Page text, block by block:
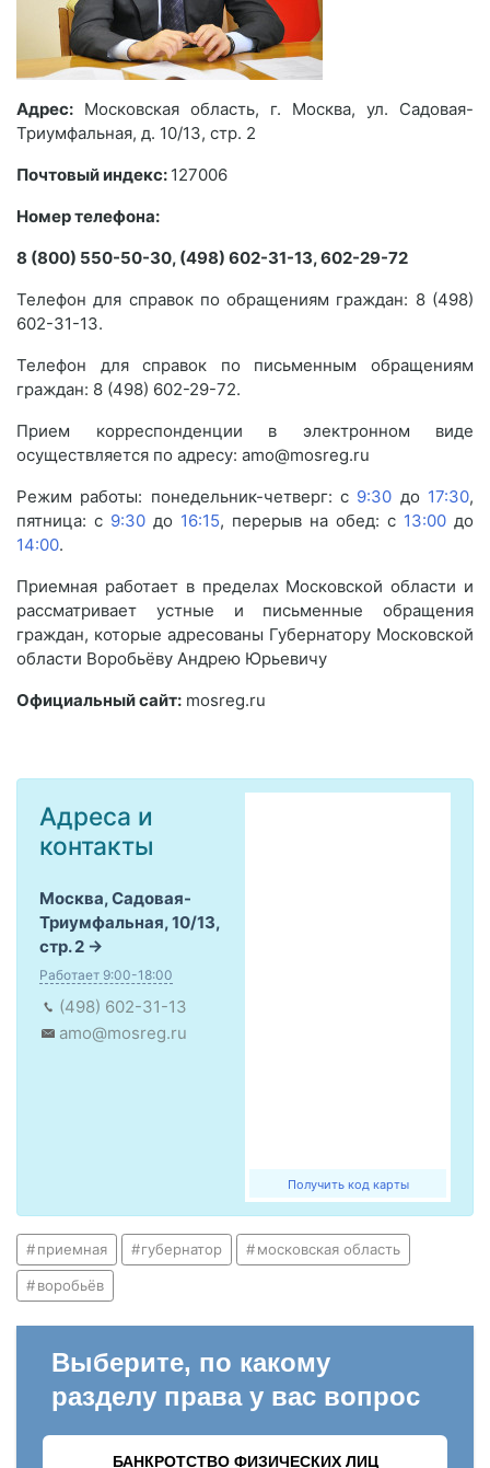
Адрес: Московская область, г. Москва, ул. Садовая-
Триумфальная, д. 10/13, стр. 2
Почтовый индекс: 127006
Номер телефона:
8 (800) 550-50-30, (498) 602-31-13, 602-29-72
Телефон для справок по обращениям граждан: 8 (498)
602-31-13.
Телефон для справок по письменным обращениям
граждан: 8 (498) 602-29-72.
Прием корреспонденции в электронном виде
осуществляется по адресу: amo@mosreg.ru
Режим работы: понедельник-четверг: с 9:30 до 17:30,
пятница: с 9:30 до 16:15, перерыв на обед: с 13:00 до
14:00.
Приемная работает в пределах Московской области и
рассматривает устные и письменные обращения
граждан, которые адресованы Губернатору Московской
области Воробьёву Андрею Юрьевичу
Официальный сайт: mosreg.ru
Получить код карты
Адреса и
контакты
Москва, Садовая-
Триумфальная, 10/13,
стр. 2
Работает 9:00-18:00
(498) 602-31-13
amo@mosreg.ru
приемная губернатор московская область
воробьёв